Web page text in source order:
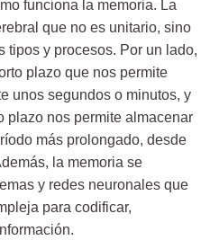
funciona la memoria. La
que no es unitario, sino
tipos y procesos. Por un lado,
plazo que nos permite
unos segundos o minutos, y
plazo nos permite almacenar
más prolongado, desde
la memoria se
y redes neuronales que
para codificar,